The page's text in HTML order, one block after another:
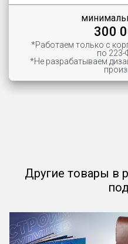
300
*Работаем только с
по 223-
*Не разрабатываем
Другие товары в